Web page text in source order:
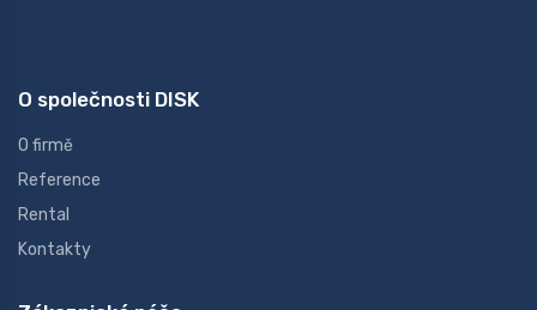
O společnosti DISK
O firmě
Reference
Rental
Kontakty